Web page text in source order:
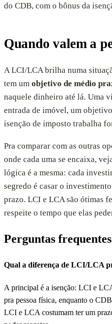
do CDB, com o bônus da
Quando valem a
A LCI/LCA brilha numa
tem um objetivo de médio
naquele dinheiro até lá. Uma
entrada de imóvel, um
isenção de imposto trabalha
Pra comparar com as outras
onde cada uma se encaixa,
lógica é a mesma: cada
segredo é casar o
prazo. LCI e LCA são ótimas
respeite o tempo que elas
Perguntas frequentes
Qual a diferença de LCI/LCA
A principal é a isenção: LCI e
pra pessoa física, enquanto o
LCI e LCA costumam ter um